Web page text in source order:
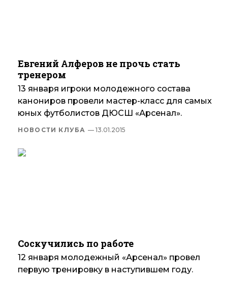
Евгений Алферов не прочь стать
тренером
13 января игроки молодежного состава
канониров провели мастер-класс для самых
юных футболистов ДЮСШ «Арсенал».
НОВОСТИ КЛУБА — 13.01.2015
Соскучились по работе
12 января молодежный «Арсенал» провел
первую тренировку в наступившем году.